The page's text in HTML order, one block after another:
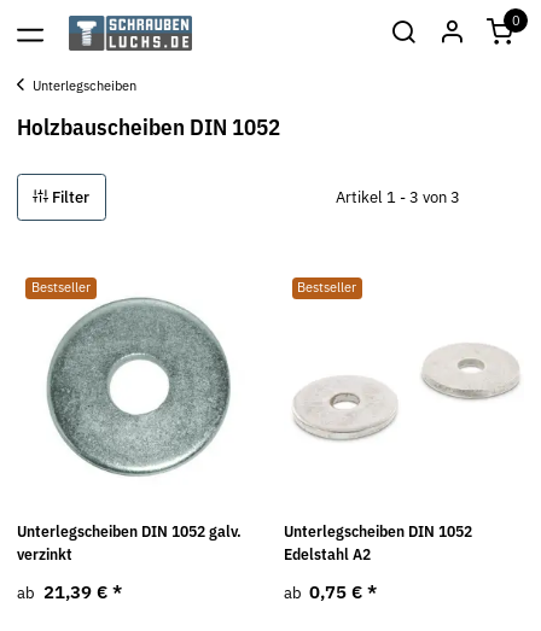
0
Unterlegscheiben
Holzbauscheiben DIN 1052
Filter Artikel 1 - 3 von 3
Bestseller
Unterlegscheiben DIN 1052 galv.
verzinkt
ab 21,39 € *
Bestseller
Unterlegscheiben DIN 1052
Edelstahl A2
ab 0,75 € *